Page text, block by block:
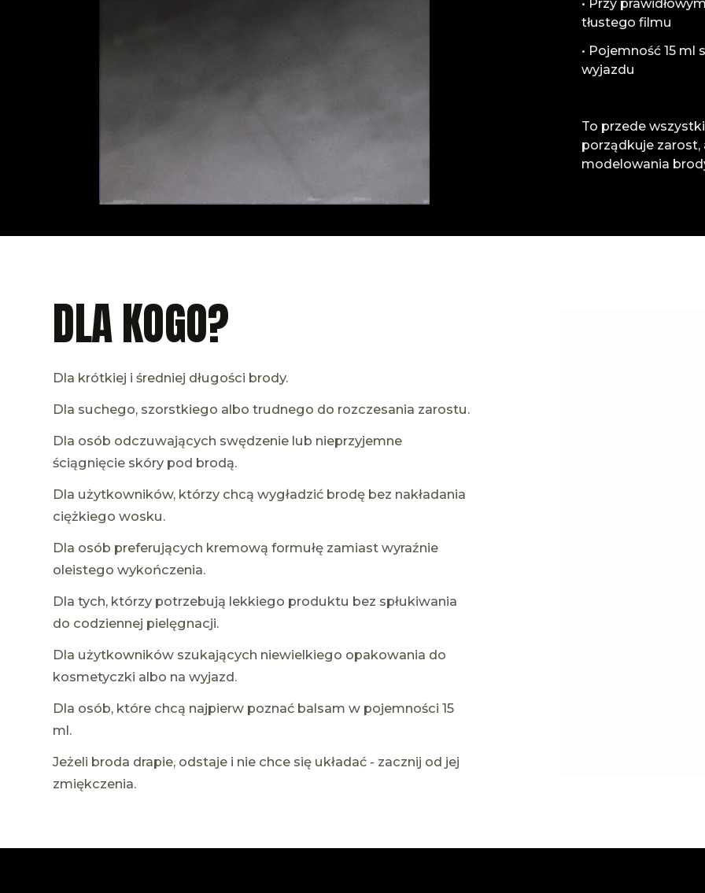
• Przy
tłustego filmu
• Pojemność 15
wyjazdu
To przede
porządkuje
modelowania
DLA KOGO?
Dla krótkiej i średniej długości brody.
Dla suchego, szorstkiego albo trudnego do rozczesania zarostu.
Dla osób odczuwających swędzenie lub nieprzyjemne
ściągnięcie skóry pod brodą.
Dla użytkowników, którzy chcą wygładzić brodę bez nakładania
ciężkiego wosku.
Dla osób preferujących kremową formułę zamiast wyraźnie
oleistego wykończenia.
Dla tych, którzy potrzebują lekkiego produktu bez spłukiwania
do codziennej pielęgnacji.
Dla użytkowników szukających niewielkiego opakowania do
kosmetyczki albo na wyjazd.
Dla osób, które chcą najpierw poznać balsam w pojemności 15
ml.
Jeżeli broda drapie, odstaje i nie chce się układać - zacznij od jej
zmiękczenia.